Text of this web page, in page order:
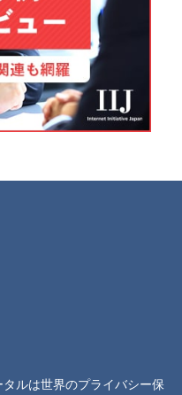
ルは世界のプライバシー保